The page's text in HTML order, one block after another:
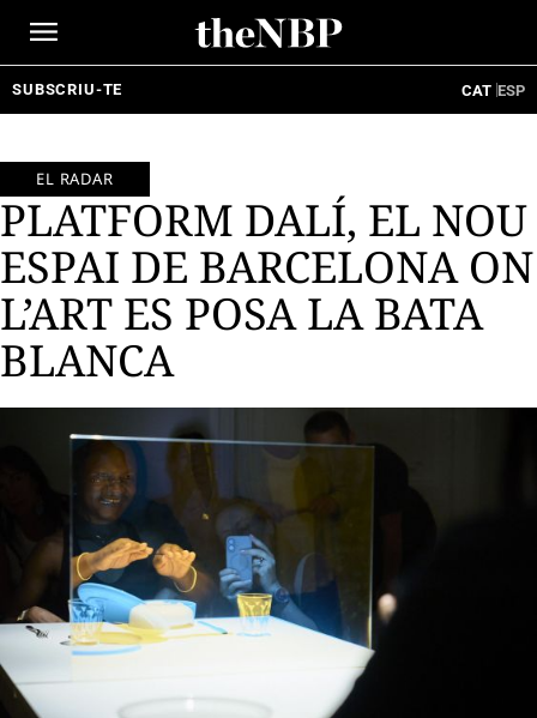
SUBSCRIU-TE CAT ESP
EL RADAR
PLATFORM DALÍ, EL NOU
ESPAI DE BARCELONA ON
L’ART ES POSA LA BATA
BLANCA